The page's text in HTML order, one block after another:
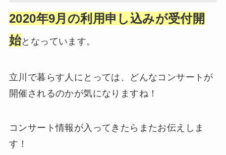
2020年9月の利用申し込みが受付開
始となっています。
立川で暮らす人にとっては、どんなコンサートが
開催されるのかが気になりますね！
コンサート情報が入ってきたらまたお伝えしま
す！